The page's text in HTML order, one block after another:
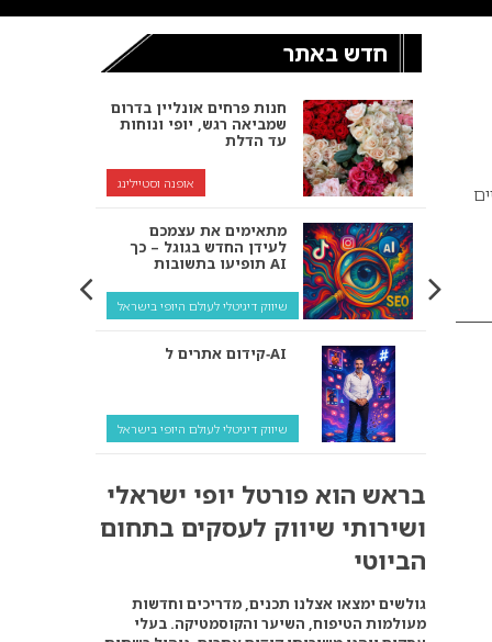
חדש באתר
חנות פרחים אונליין בדרום
שמביאה רגש, יופי ונוחות
עד הדלת
אופנה וסטיילינג
מתאימים את עצמכם
לעידן החדש בגוגל – כך
תופיעו בתשובות AI
שיווק דיגיטלי לעולם היופי בישראל
קידום אתרים ל‑AI
שיווק דיגיטלי לעולם היופי בישראל
ולמה העסק שלך צריך
להתאים את עצמו אליהם?
קידום ל‑AI לעומת קידום
רגיל: איפה הכסף נמצא
באמת?
בראש הוא פורטל יופי ישראלי
ושירותי שיווק לעסקים בתחום
הביוטי
גולשים ימצאו אצלנו תכנים, מדריכים וחדשות
מעולמות הטיפוח, השיער והקוסמטיקה. בעלי